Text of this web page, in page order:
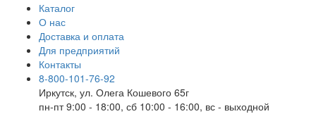
Каталог
О нас
Доставка и оплата
Для предприятий
Контакты
8-800-101-76-92
Иркутск, ул. Олега Кошевого 65г
пн-пт 9:00 - 18:00, сб 10:00 - 16:00, вс - выходной